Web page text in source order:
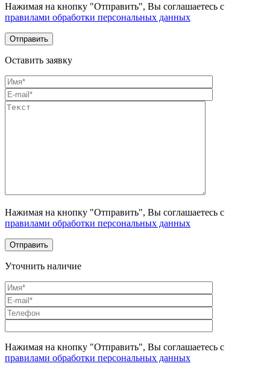
Нажимая на кнопку "Отправить", Вы соглашаетесь с
правилами обработки персональных данных
Оставить заявку
Нажимая на кнопку "Отправить", Вы соглашаетесь с
правилами обработки персональных данных
Уточнить наличие
Нажимая на кнопку "Отправить", Вы соглашаетесь с
правилами обработки персональных данных